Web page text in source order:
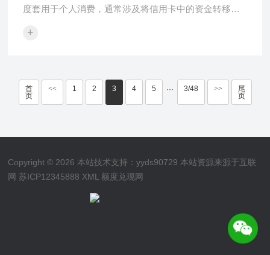
度套用于个人消费，通常涉及将信用卡中的资金转移到
+
首
页
<< 1 2 3 4 5 ··· 3/48 >>
尾
页
Copyright © 2026 本站技术支持：yyds90729 本站资源来源于互联
网苏ICP12345888 XML 额度兑现网